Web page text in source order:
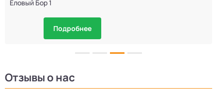
Еловый Бор 1
Подробнее
Отзывы о нас